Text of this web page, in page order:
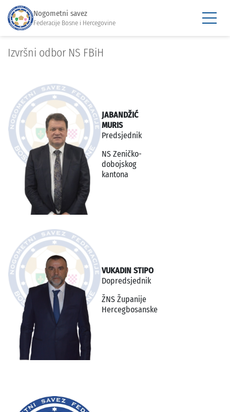
Nogometni savez
Federacije Bosne i Hercegovine
Izvršni odbor NS FBiH
JABANDŽIĆ
MURIS
Predsjednik
NS Zeničko-
dobojskog
kantona
VUKADIN STIPO
Dopredsjednik
ŽNS Županije
Hercegbosanske